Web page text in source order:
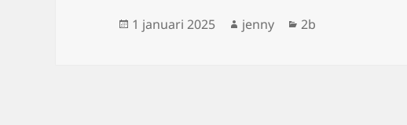
Postat
1 januari 2025 Författare
jenny Kategorier
2b